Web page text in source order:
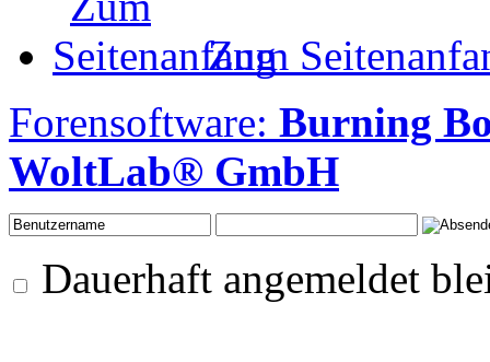
Zum
Forensoftware: Burning
WoltLab® GmbH
Dauerhaft angemeldet